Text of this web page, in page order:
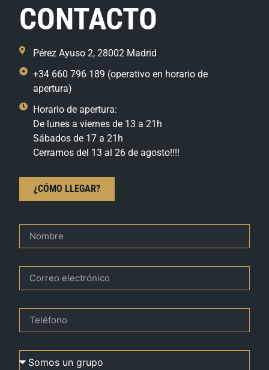
CONTACTO
Pérez Ayuso 2, 28002 Madrid
+34 660 796 189 (operativo en horario de
apertura)
Horario de apertura:
De lunes a viernes de 13 a 21h
Sábados de 17 a 21h
Cerramos del 13 al 26 de agosto!!!!
¿CÓMO LLEGAR?